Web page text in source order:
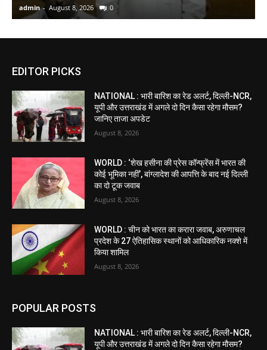
admin - August 8, 2026 0
EDITOR PICKS
NATIONAL : भारी बारिश का रेड अलर्ट, दिल्ली-NCR,
यूपी और उत्तराखंड में अगले दो दिन कैसा रहेगा मौसम?
जानिए ताजा अपडेट
August 8, 2026
WORLD : ‘शेख हसीना की प्रेस कॉन्फ्रेंस में भारत की
कोई भूमिका नहीं’, बांग्लादेश की आपत्ति के बाद नई दिल्ली
का दो टूक जवाब
August 8, 2026
WORLD : चीन को भारत का करारा जवाब, अरुणाचल
प्रदेश के 27 ऐतिहासिक स्थानों को आधिकारिक नक्शे में
किया शामिल
August 8, 2026
POPULAR POSTS
NATIONAL : भारी बारिश का रेड अलर्ट, दिल्ली-NCR,
यूपी और उत्तराखंड में अगले दो दिन कैसा रहेगा मौसम?